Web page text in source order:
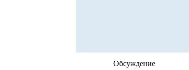
Обсуждение